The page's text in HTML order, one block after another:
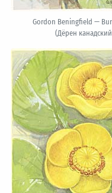
Gordon Beningfield —
(Дёрен